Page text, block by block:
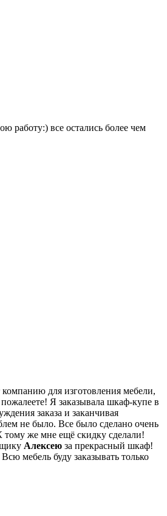
работу:) все остались более чем
для изготовления мебели,
Я заказывала шкаф-купе в
заказа и заканчивая
не было. Все было сделано очень
тому же мне ещё скидку сделали!
Алексею за прекрасный шкаф!
мебель буду заказывать только